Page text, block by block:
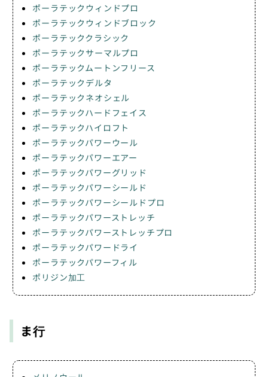
ポーラテックウィンドプロ
ポーラテックウィンドブロック
ポーラテッククラシック
ポーラテックサーマルプロ
ポーラテックムートンフリース
ポーラテックデルタ
ポーラテックネオシェル
ポーラテックハードフェイス
ポーラテックハイロフト
ポーラテックパワーウール
ポーラテックパワーエアー
ポーラテックパワーグリッド
ポーラテックパワーシールド
ポーラテックパワーシールドプロ
ポーラテックパワーストレッチ
ポーラテックパワーストレッチプロ
ポーラテックパワードライ
ポーラテックパワーフィル
ポリジン加工
ま行